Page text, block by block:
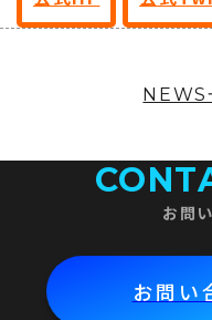
NEWS
お問
お問い